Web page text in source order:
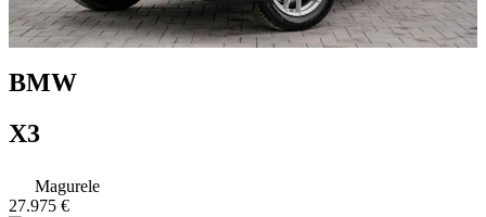
BMW
X3
Magurele
27.975 €